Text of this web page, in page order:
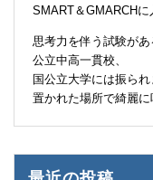
SMART＆GMARCHに
思考力を伴う試験があ
公立中高一貫校、
国公立大学には振られ
置かれた場所で綺麗に